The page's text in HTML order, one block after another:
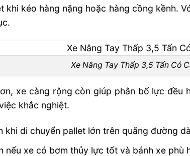
khi kéo hàng nặng hoặc hàng cồng kềnh.
Xe Nâng Tay Thấp 3,5 Tấn Có
xe càng rộng còn giúp phân bố lực đều
khắc nghiệt.
khi di chuyển pallet lớn trên quãng đường
nếu xe có bơm thủy lực tốt và bánh xe phù